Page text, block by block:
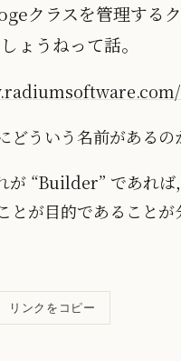
クラスを管理する
ょうねって話。
どういう名前があるの
が “Builder” であれ
とが目的であること
リンクをコピー